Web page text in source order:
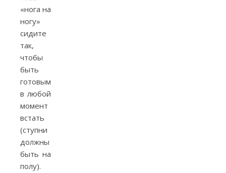
«нога на
ногу»
сидите
так,
чтобы
быть
готовым
в любой
момент
встать
(ступни
должны
быть на
полу).